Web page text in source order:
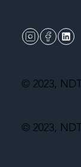
© 2023,
© 2023,